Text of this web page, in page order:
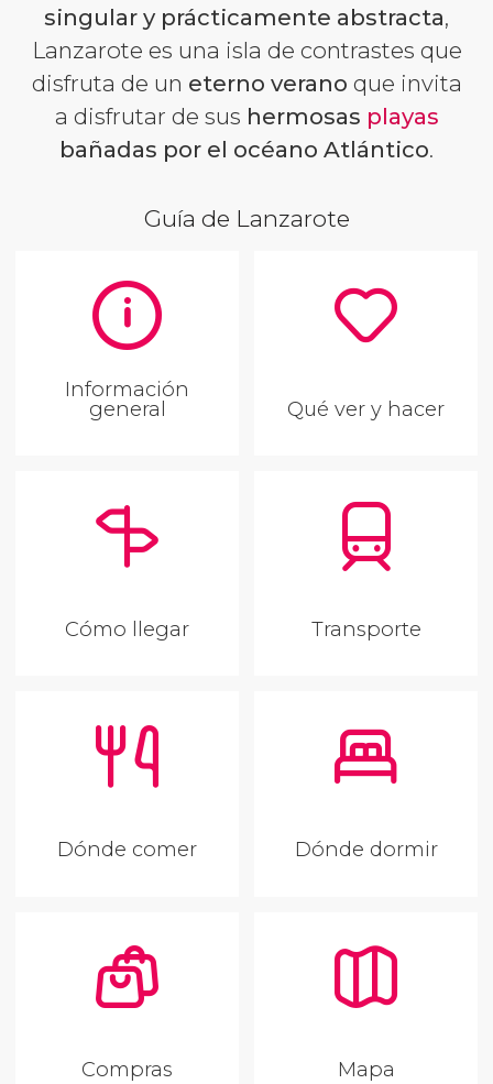
singular y prácticamente abstracta,
Lanzarote es una isla de contrastes que
disfruta de un eterno verano que invita
a disfrutar de sus hermosas playas
bañadas por el océano Atlántico.
Guía de Lanzarote
Información
general Qué ver y hacer
Cómo llegar Transporte
Dónde comer Dónde dormir
Compras Mapa